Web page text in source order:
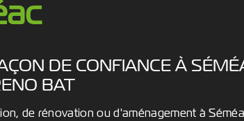
DE CONFIANCE À
BAT
de rénovation ou d'aménagement à